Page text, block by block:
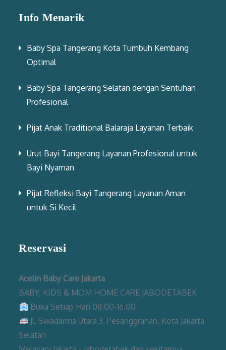
Info Menarik
Baby Spa Tangerang Kota Tumbuh Kembang
Optimal
Baby Spa Tangerang Selatan dengan Sentuhan
Profesional
Pijat Anak Traditional Balaraja Layanan Terbaik
Urut Bayi Tangerang Layanan Profesional untuk
Bayi Nyaman
Pijat Refleksi Bayi Tangerang Layanan Aman
untuk Si Kecil
Reservasi
Acelin Baby Care Jakarta
BABY, KIDS & MOM HOME CARE JABODETABEK
Buka Setiap Hari 08.00-16.00
Jl. Swadarma Utara 3, Pesanggrahan, Kota Jakarta
Selatan